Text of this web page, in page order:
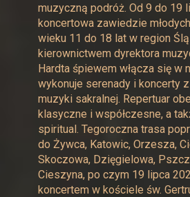
muzyczną podróż. Od 9 do 19
koncertowa zawiedzie
wieku 11 do 18 lat w region
kierownictwem dyrektora
Hardta śpiewem włącza się w
wykonuje serenady i koncerty
muzyki sakralnej. Repertuar
klasyczne i współczesne, a
spiritual. Tegoroczna trasa
do Żywca, Katowic, Orzesza,
Skoczowa, Dzięgielowa,
Cieszyna, po czym 19 lipca
koncertem w kościele św.